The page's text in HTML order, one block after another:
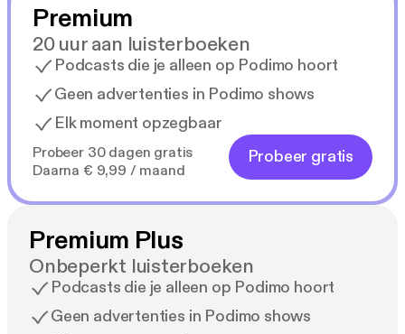
Premium
20 uur aan luisterboeken
Podcasts die je alleen op Podimo hoort
Geen advertenties in Podimo shows
Elk moment opzegbaar
Probeer 30 dagen gratis
Daarna € 9,99 / maand
Probeer gratis
Premium Plus
Onbeperkt luisterboeken
Podcasts die je alleen op Podimo hoort
Geen advertenties in Podimo shows